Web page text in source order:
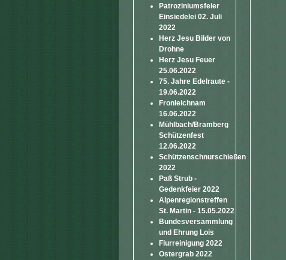
Patroziniumsfeier
Einsiedelei 02. Juli
2022
Herz Jesu Bilder von
Drohne
Herz Jesu Feuer
25.06.2022
75. Jahre Edelraute -
19.06.2022
Fronleichnam
16.06.2022
Mühlbach/Bramberg
Schützenfest
12.06.2022
Schützenschnurschießen
2022
Paß Strub -
Gedenkfeier 2022
Alpenregionstreffen
St. Martin - 15.05.2022
Bundesversammlung
und Ehrung Lois
Flurreinigung 2022
Ostergrab 2022